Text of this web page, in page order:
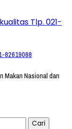
82619088
Makan Nasional dan